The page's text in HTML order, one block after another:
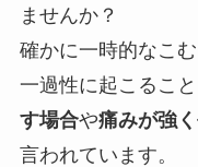
ませんか？
確かに一時的なこ
一過性に起こること
す場合や痛みが強
言われています。